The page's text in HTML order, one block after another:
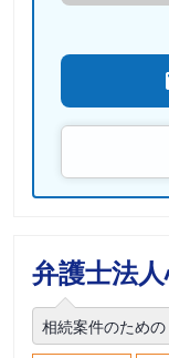
弁護士法
相続案件のため